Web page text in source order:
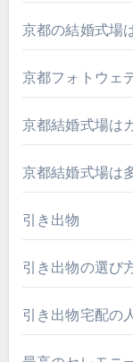
京都の結婚式場
京都フォトウェ
京都結婚式場は
京都結婚式場は
引き出物
引き出物の選び
引き出物宅配の